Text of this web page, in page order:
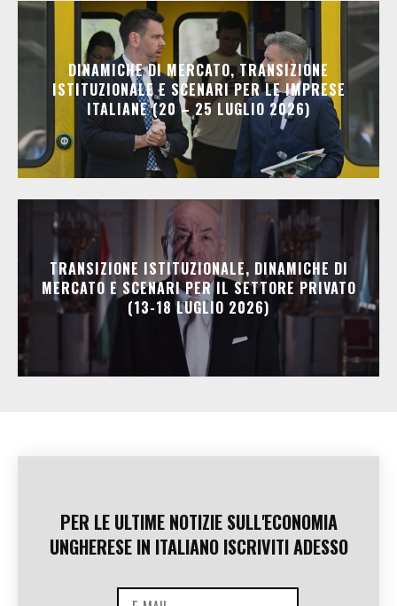
DINAMICHE DI MERCATO, TRANSIZIONE
ISTITUZIONALE E SCENARI PER LE IMPRESE
ITALIANE (20 – 25 LUGLIO 2026)
TRANSIZIONE ISTITUZIONALE, DINAMICHE DI
MERCATO E SCENARI PER IL SETTORE PRIVATO
(13-18 LUGLIO 2026)
PER LE ULTIME NOTIZIE SULL'ECONOMIA
UNGHERESE IN ITALIANO ISCRIVITI ADESSO